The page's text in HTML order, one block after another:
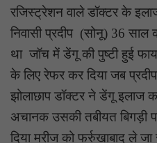
रजिस्ट्रेशन वाले डॉक्टर के
निवासी प्रदीप (सोनू) 36
था जॉच में डेंगू की पुष्टी हुई
के लिए रेफर कर दिया जब
झोलाछाप डॉक्टर ने डेंगू इलाज
अचानक उसकी तबीयत बिगड़ी
दिया मरीज को फर्रुखाबाद ले